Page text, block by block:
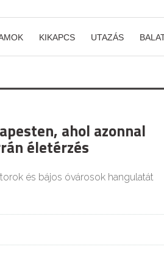
KIKAPCS UTAZÁS
ahol azonnal
életérzés
és bájos óvárosok hangulatát